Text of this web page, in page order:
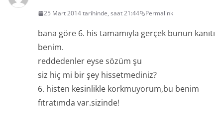
25 Mart 2014 tarihinde, saat 21:44 Permalink
bana göre 6. his tamamıyla gerçek bunun kanıtı
benim.
reddedenler eyse sözüm şu
siz hiç mi bir şey hissetmediniz?
6. histen kesinlikle korkmuyorum,bu benim
fıtratımda var.sizinde!